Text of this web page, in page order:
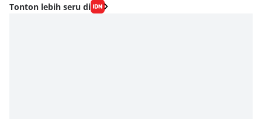
Tonton lebih seru di